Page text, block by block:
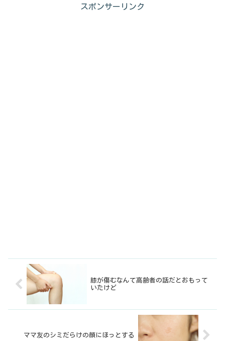
スポンサーリンク
膝が傷むなんて高齢者の話だとおもって
いたけど
ママ友のシミだらけの顔にほっとする